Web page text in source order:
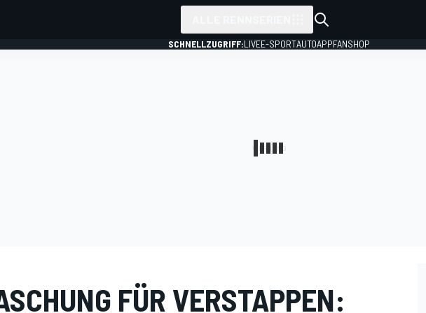
SCHNELLZUGRIFF:LIVEE-SPORTAUTOAPPFANSHOP
FÜR VERSTAPPEN: